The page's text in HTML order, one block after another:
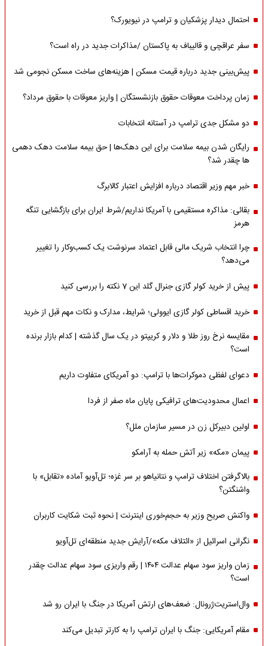
احتمال دیدار پزشکیان و ترامپ در نیویورک؟
سفر عراقچی و قالیباف به پاکستان /مذاکرات جدید در راه است؟
پیش‌بینی جدید درباره قیمت مسکن | هزینه‌های ساخت مسکن نجومی شد
زمان پرداخت معوقات حقوق بازنشستگان | واریز معوقات با حقوق مرداد؟
دو مشکل جدی ترامپ در آستانه انتخابات
رایگان شدن بیمه سلامت برای این دهک‌ها | حق بیمه‌ سلامت دهک دهمی
ها چقدر شد؟
خبر مهم وزیر اقتصاد درباره افزایش اعتبار کالابرگ
بقائی: مذاکره مستقیمی با آمریکا نداریم/شرط ایران برای بازگشایی تنگه
هرمز
چرا انتخاب شریک مالی قابل اعتماد سرنوشت یک کسب‌وکار را تغییر
می‌دهد؟
پیش از خرید کولر گازی جنرال گلد این 7 نکته را بررسی کنید
خرید اقساطی کولر گازی ایوولی؛ شرایط، مدارک و نکات مهم قبل از خرید
مقایسه نرخ روز طلا و دلار و کریپتو در یک سال گذشته | کدام بازار برنده
است؟
دعوای لفظی دموکرات‌ها با ترامپ: دو آمریکای متفاوت داریم
اعمال محدودیت‌های ترافیکی پایان ماه صفر از فردا
اولین دبیرکل زن در مسیر سازمان‌ ملل؟
پیمان «مکه» زیر آتش حمله به آرامکو
بالاگرفتن اختلاف ترامپ و نتانیاهو بر سر غزه؛ تل‌آویو آماده «تقابل» با
واشنگتن؟
واکنش صریح وزیر به حجم‌خوری اینترنت | نحوه ثبت شکایت کاربران
نگرانی اسرائیل از «ائتلاف مکه»/آرایش جدید منطقه‌ای تل‌آویو
زمان واریز سود سهام عدالت ۱۴۰۴ | رقم واریزی سود سهام عدالت چقدر
است؟
وال‌استریت‌ژرونال: ضعف‌های ارتش آمریکا در جنگ با ایران رو شد
مقام آمریکایی: جنگ با ایران ترامپ را به کارتر تبدیل می‌کند